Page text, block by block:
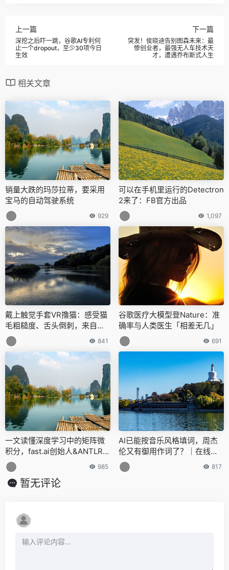
上一篇
深挖之后吓一跳，谷歌AI专利何
止一个dropout，至少30项今日
生效
下一篇
突发！侯晓迪告别图森未来：最
惨创业者，最强无人车技术天
才，遭遇乔布斯式人生
相关文章
销量大跌的玛莎拉蒂，要采用
宝马的自动驾驶系统
929
可以在手机里运行的Detectron
2来了：FB官方出品
1,097
戴上触觉手套VR撸猫：感受猫
毛粗糙度、舌头倒刺，来自腾
讯Robotics X&港城大
841
谷歌医疗大模型登Nature：准
确率与人类医生「相差无几」
691
一文读懂深度学习中的矩阵微
积分，fast.ai创始人&ANTLR之
父出品 | 免费资源
985
AI已能按音乐风格填词，周杰
伦又有御用作词了？｜在线可
玩
817
暂无评论